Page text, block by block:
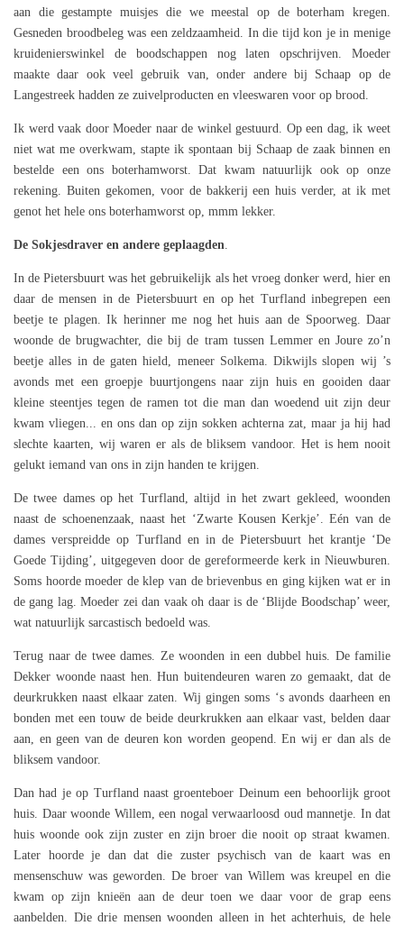
aan die gestampte muisjes die we meestal op de boterham kregen.
Gesneden broodbeleg was een zeldzaamheid. In die tijd kon je in menige
kruidenierswinkel de boodschappen nog laten opschrijven. Moeder
maakte daar ook veel gebruik van, onder andere bij Schaap op de
Langestreek hadden ze zuivelproducten en vleeswaren voor op brood.
Ik werd vaak door Moeder naar de winkel gestuurd. Op een dag, ik weet
niet wat me overkwam, stapte ik spontaan bij Schaap de zaak binnen en
bestelde een ons boterhamworst. Dat kwam natuurlijk ook op onze
rekening. Buiten gekomen, voor de bakkerij een huis verder, at ik met
genot het hele ons boterhamworst op, mmm lekker.
De Sokjesdraver en andere geplaagden
In de Pietersbuurt was het gebruikelijk als het vroeg donker werd, hier en
daar de mensen in de Pietersbuurt en op het Turfland inbegrepen een
beetje te plagen. Ik herinner me nog het huis aan de Spoorweg. Daar
woonde de brugwachter, die bij de tram tussen Lemmer en Joure zo’n
beetje alles in de gaten hield, meneer Solkema. Dikwijls slopen wij ’s
avonds met een groepje buurtjongens naar zijn huis en gooiden daar
kleine steentjes tegen de ramen tot die man dan woedend uit zijn deur
kwam vliegen... en ons dan op zijn sokken achterna zat, maar ja hij had
slechte kaarten, wij waren er als de bliksem vandoor. Het is hem nooit
gelukt iemand van ons in zijn handen te krijgen.
De twee dames op het Turfland, altijd in het zwart gekleed, woonden
naast de schoenenzaak, naast het ‘Zwarte Kousen Kerkje’. Eén van de
dames verspreidde op Turfland en in de Pietersbuurt het krantje ‘De
Goede Tijding’, uitgegeven door de gereformeerde kerk in Nieuwburen.
Soms hoorde moeder de klep van de brievenbus en ging kijken wat er in
de gang lag. Moeder zei dan vaak oh daar is de ‘Blijde Boodschap’ weer,
wat natuurlijk sarcastisch bedoeld was.
Terug naar de twee dames. Ze woonden in een dubbel huis. De familie
Dekker woonde naast hen. Hun buitendeuren waren zo gemaakt, dat de
deurkrukken naast elkaar zaten. Wij gingen soms ‘s avonds daarheen en
bonden met een touw de beide deurkrukken aan elkaar vast, belden daar
aan, en geen van de deuren kon worden geopend. En wij er dan als de
bliksem vandoor.
Dan had je op Turfland naast groenteboer Deinum een behoorlijk groot
huis. Daar woonde Willem, een nogal verwaarloosd oud mannetje. In dat
huis woonde ook zijn zuster en zijn broer die nooit op straat kwamen.
Later hoorde je dan dat die zuster psychisch van de kaart was en
mensenschuw was geworden. De broer van Willem was kreupel en die
kwam op zijn knieën aan de deur toen we daar voor de grap eens
aanbelden. Die drie mensen woonden alleen in het achterhuis, de hele